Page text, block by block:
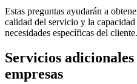
Estas preguntas ayudarán a
calidad del servicio y la
necesidades específicas del cliente.
Servicios
empresas